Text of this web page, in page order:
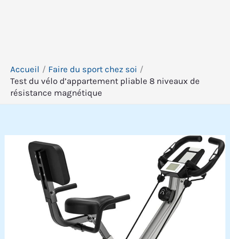
Accueil
Faire du sport chez soi
Test du vélo d’appartement pliable 8 niveaux de
résistance magnétique